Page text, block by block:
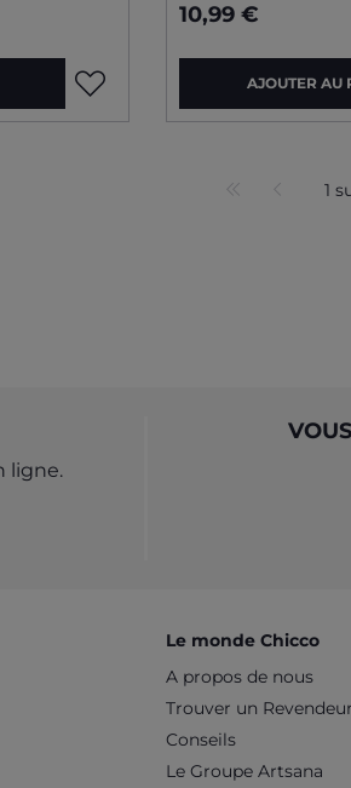
10,99 €
AJOUTER AU
1
ligne.
Le monde Chicco
A propos de nous
Trouver un Revendeur
Conseils
Le Groupe Artsana